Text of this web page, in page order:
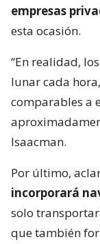
empresas
esta ocasión.
“En realidad,
lunar cada
comparables a
Isaacman.
Por último,
incorporará
solo
que también